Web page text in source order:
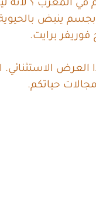
في المغرب ؟
ينبض
فوريفر برايت.
حياتكم.